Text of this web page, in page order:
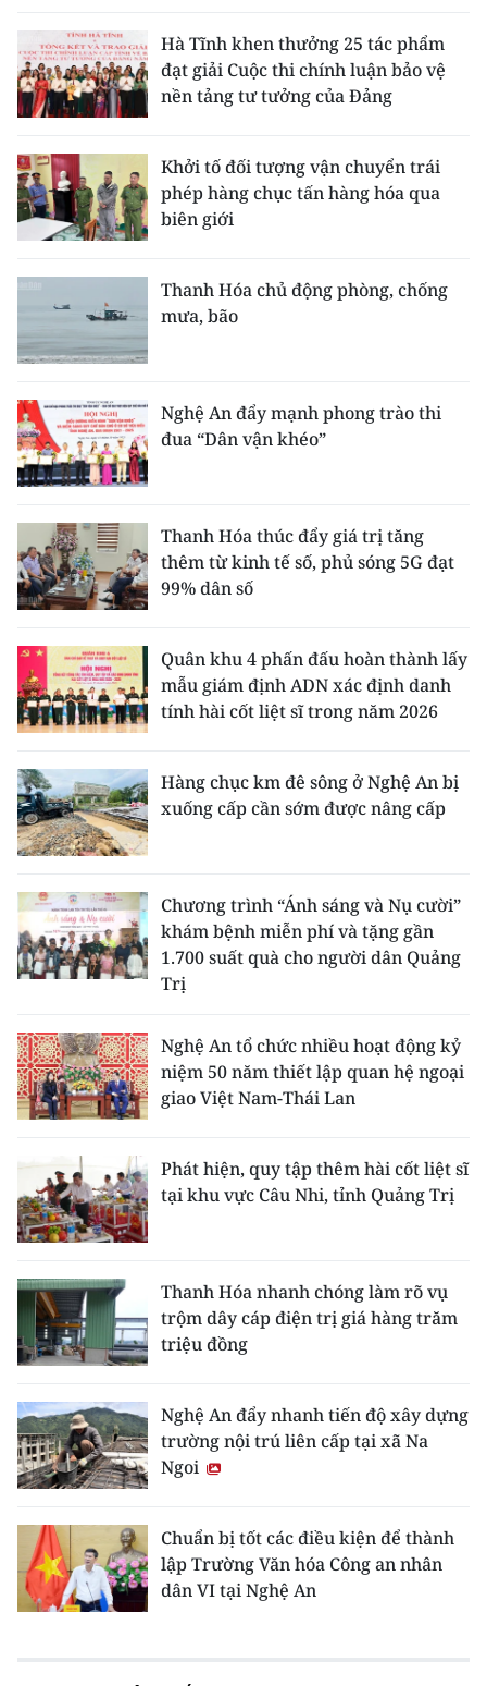
Hà Tĩnh khen thưởng 25 tác phẩm
đạt giải Cuộc thi chính luận bảo vệ
nền tảng tư tưởng của Đảng
Khởi tố đối tượng vận chuyển trái
phép hàng chục tấn hàng hóa qua
biên giới
Thanh Hóa chủ động phòng, chống
mưa, bão
Nghệ An đẩy mạnh phong trào thi
đua “Dân vận khéo”
Thanh Hóa thúc đẩy giá trị tăng
thêm từ kinh tế số, phủ sóng 5G đạt
99% dân số
Quân khu 4 phấn đấu hoàn thành lấy
mẫu giám định ADN xác định danh
tính hài cốt liệt sĩ trong năm 2026
Hàng chục km đê sông ở Nghệ An bị
xuống cấp cần sớm được nâng cấp
Chương trình “Ánh sáng và Nụ cười”
khám bệnh miễn phí và tặng gần
1.700 suất quà cho người dân Quảng
Trị
Nghệ An tổ chức nhiều hoạt động kỷ
niệm 50 năm thiết lập quan hệ ngoại
giao Việt Nam-Thái Lan
Phát hiện, quy tập thêm hài cốt liệt sĩ
tại khu vực Câu Nhi, tỉnh Quảng Trị
Thanh Hóa nhanh chóng làm rõ vụ
trộm dây cáp điện trị giá hàng trăm
triệu đồng
Nghệ An đẩy nhanh tiến độ xây dựng
trường nội trú liên cấp tại xã Na
Ngoi
Chuẩn bị tốt các điều kiện để thành
lập Trường Văn hóa Công an nhân
dân VI tại Nghệ An